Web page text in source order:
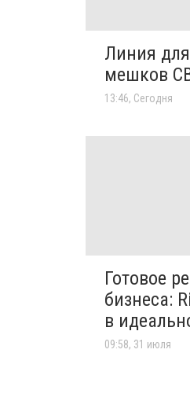
Линия
мешков
13:46, Сегодня
Готовое
бизнеса:
в
09:58, 31 июля